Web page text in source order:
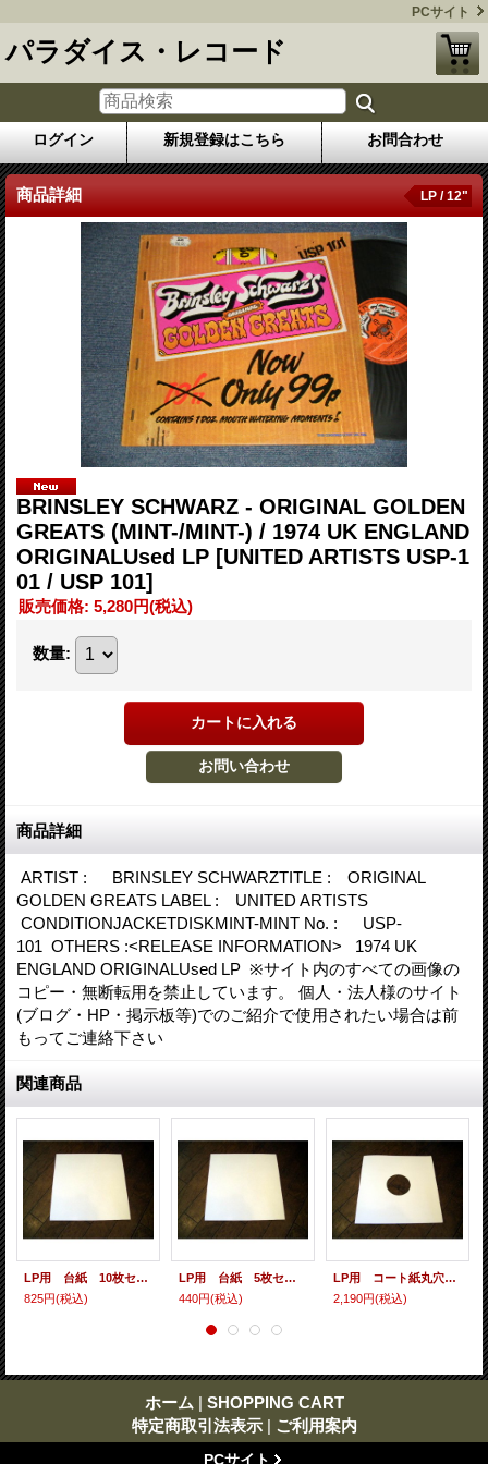
PCサイト
パラダイス・レコード
ログイン 新規登録はこちら お問合わせ
商品詳細 LP / 12"
BRINSLEY SCHWARZ - ORIGINAL GOLDEN
GREATS (MINT-/MINT-) / 1974 UK ENGLAND
ORIGINALUsed LP [UNITED ARTISTS USP-1
01 / USP 101]
販売価格: 5,280円(税込)
数量:
商品詳細
ARTIST : BRINSLEY SCHWARZTITLE : ORIGINAL
GOLDEN GREATS LABEL : UNITED ARTISTS
CONDITIONJACKETDISKMINT-MINT No. : USP-
101 OTHERS :<RELEASE INFORMATION> 1974 UK
ENGLAND ORIGINALUsed LP ※サイト内のすべての画像の
コピー・無断転用を禁止しています。 個人・法人様のサイト
(ブログ・HP・掲示板等)でのご紹介で使用されたい場合は前
もってご連絡下さい
関連商品
LP用 台紙 10枚セット
825円(税込)
LP用 台紙 5枚セット
440円(税込)
LP用 コート紙丸穴ジャケ 10枚セット
2,190円(税込)
ホーム | SHOPPING CART
特定商取引法表示 | ご利用案内
PCサイト